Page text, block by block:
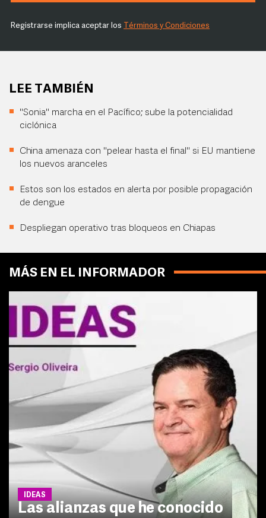
Registrarse implica aceptar los Términos y Condiciones
LEE TAMBIÉN
"Sonia" marcha en el Pacífico; sube la potencialidad
ciclónica
China amenaza con "pelear hasta el final" si EU mantiene
los nuevos aranceles
Estos son los estados en alerta por posible propagación
de dengue
Despliegan operativo tras bloqueos en Chiapas
MÁS EN EL INFORMADOR
IDEAS
Las alianzas que he conocido